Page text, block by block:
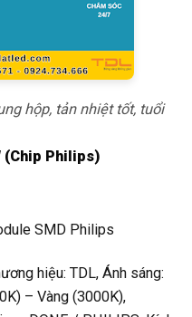
hộp, tản nhiệt tốt, tuổi
(Chip Philips)
SMD Philips
hiệu: TDL, Ánh sáng:
– Vàng (3000K),